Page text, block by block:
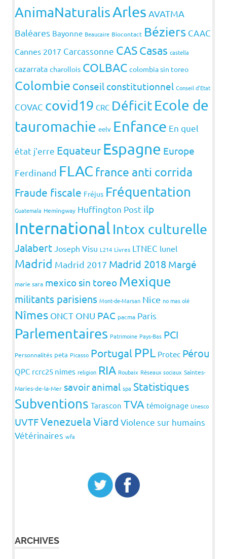
AnimaNaturalisArles AVATMA
Baléares Bayonne Beaucaire Biocontact Béziers CAAC
Cannes 2017 Carcassonne CASCasas castella
cazarrata charollois COLBAC colombia sin toreo
Colombie Conseil constitutionnel Conseil d'Etat
COVAC covid19 CRC DéficitEcole de
tauromachie eelv Enfance En quel
état j'erre Equateur Espagne Europe
Ferdinand FLAC france anti corrida
Fraude fiscale Fréjus Fréquentation
Guatemala Hemingway Huffington Post ilp
International Intox culturelle
Jalabert Joseph Visu L214 Livres LTNEC lunel
Madrid Madrid 2017 Madrid 2018 Margé
marie sara mexico sin toreo Mexique
militants parisiens Mont-de-Marsan Nice no mas olé
Nîmes ONCT ONU PAC pacma Paris
Parlementaires Patrimoine Pays-Bas PCI
Personnalités peta Picasso Portugal PPL Protec Pérou
QPC rcrc25 nimes religion RIA Roubaix Réseaux sociaux Saintes-
Maries-de-la-Mer savoir animal spa Statistiques
Subventions Tarascon TVA témoignage Unesco
UVTFVenezuelaViard Violence sur humains
Vétérinaires wfa
ARCHIVES